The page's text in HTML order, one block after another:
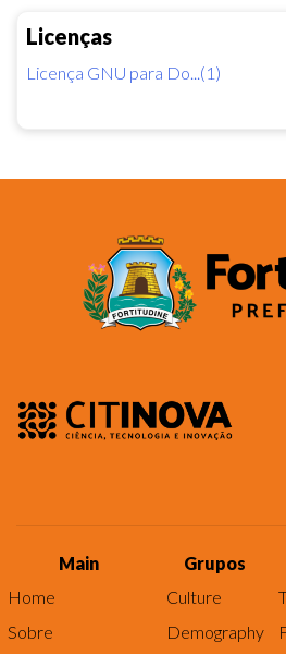
Licenças
Licença GNU para Do...(1)
Main
Home
Sobre
Grupos
Culture
Demography